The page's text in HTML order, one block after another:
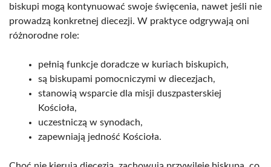
biskupi mogą kontynuować swoje święcenia, nawet jeśli nie
prowadzą konkretnej diecezji. W praktyce odgrywają oni
różnorodne role:
pełnią funkcje doradcze w kuriach biskupich,
są biskupami pomocniczymi w diecezjach,
stanowią wsparcie dla misji duszpasterskiej
Kościoła,
uczestniczą w synodach,
zapewniają jedność Kościoła.